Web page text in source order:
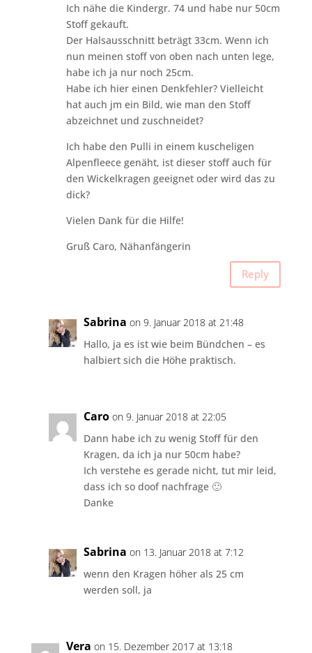
Ich nähe die Kindergr. 74 und habe nur 50cm
Stoff gekauft.
Der Halsausschnitt beträgt 33cm. Wenn ich
nun meinen stoff von oben nach unten lege,
habe ich ja nur noch 25cm.
Habe ich hier einen Denkfehler? Vielleicht
hat auch jm ein Bild, wie man den Stoff
abzeichnet und zuschneidet?
Ich habe den Pulli in einem kuscheligen
Alpenfleece genäht, ist dieser stoff auch für
den Wickelkragen geeignet oder wird das zu
dick?
Vielen Dank für die Hilfe!
Gruß Caro, Nähanfängerin
Reply
Sabrina on 9. Januar 2018 at 21:48
Hallo, ja es ist wie beim Bündchen – es
halbiert sich die Höhe praktisch.
Caro on 9. Januar 2018 at 22:05
Dann habe ich zu wenig Stoff für den
Kragen, da ich ja nur 50cm habe?
Ich verstehe es gerade nicht, tut mir leid,
dass ich so doof nachfrage 🙂
Danke
Sabrina on 13. Januar 2018 at 7:12
wenn den Kragen höher als 25 cm
werden soll, ja
Vera on 15. Dezember 2017 at 13:18